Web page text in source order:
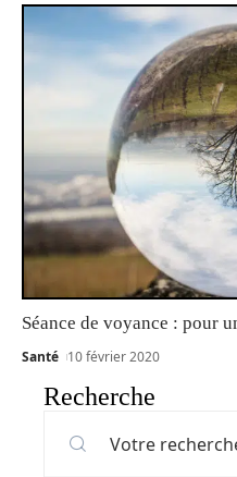
Séance de voyance : pour
Santé 10 février 2020
Recherche